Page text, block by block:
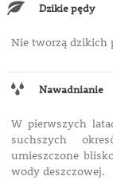
Dzikie pędy
Nie tworzą dzikich
Nawadnianie
W pierwszych
suchszych
umieszczone
wody deszczowej.